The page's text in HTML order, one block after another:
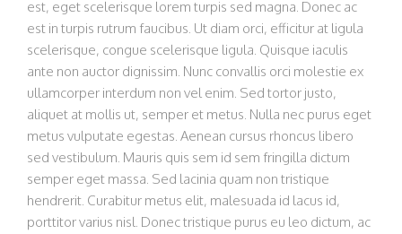
est, eget scelerisque lorem turpis sed magna. Donec ac
est in turpis rutrum faucibus. Ut diam orci, efficitur at ligula
scelerisque, congue scelerisque ligula. Quisque iaculis
ante non auctor dignissim. Nunc convallis orci molestie ex
ullamcorper interdum non vel enim. Sed tortor justo,
aliquet at mollis ut, semper et metus. Nulla nec purus eget
metus vulputate egestas. Aenean cursus rhoncus libero
sed vestibulum. Mauris quis sem id sem fringilla dictum
semper eget massa. Sed lacinia quam non tristique
hendrerit. Curabitur metus elit, malesuada id lacus id,
porttitor varius nisl. Donec tristique purus eu leo dictum, ac